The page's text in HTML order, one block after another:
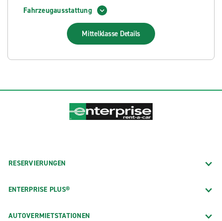
Fahrzeugausstattung
Mittelklasse Details
RESERVIERUNGEN
ENTERPRISE PLUS®
AUTOVERMIETSTATIONEN